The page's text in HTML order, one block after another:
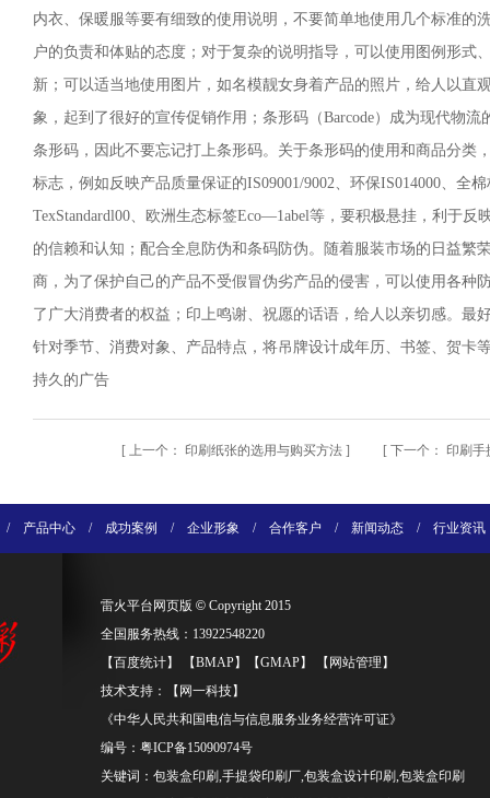
内衣、保暖服等要有细致的使用说明，不要简单地使用几个标准的
户的负责和体贴的态度；对于复杂的说明指导，可以使用图例形式
新；可以适当地使用图片，如名模靓女身着产品的照片，给人以直
象，起到了很好的宣传促销作用；条形码（Barcode）成为现代物
条形码，因此不要忘记打上条形码。关于条形码的使用和商品分类
标志，例如反映产品质量保证的IS09001/9002、环保IS014000、全
TexStandardl00、欧洲生态标签Eco—1abel等，要积极悬挂，利于
的信赖和认知；配合全息防伪和条码防伪。随着服装市场的日益繁
商，为了保护自己的产品不受假冒伪劣产品的侵害，可以使用各种
了广大消费者的权益；印上鸣谢、祝愿的话语，给人以亲切感。最
针对季节、消费对象、产品特点，将吊牌设计成年历、书签、贺卡
持久的广告
[上一个： 印刷纸张的选用与购买方法] [下一个： 印刷
/ 产品中心 / 成功案例 / 企业形象 / 合作客户 / 新闻动态 / 行业资讯
雷火平台网页版 © Copyright 2015
全国服务热线：13922548220
【百度统计】 【BMAP】【GMAP】 【 网站管理 】
技术支持：【 网一科技】
《中华人民共和国电信与信息服务业务经营许可证》
编号： 粤ICP备15090974号
关键词：包装盒印刷,手提袋印刷厂,包装盒设计印刷,包装盒印刷